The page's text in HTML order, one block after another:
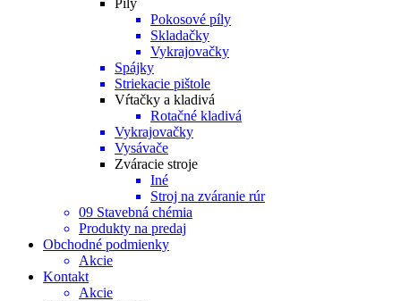
Píly
Pokosové píly
Skladačky
Vykrajovačky
Spájky
Striekacie pištole
Vŕtačky a kladivá
Rotačné kladivá
Vykrajovačky
Vysávače
Zváracie stroje
Iné
Stroj na zváranie rúr
09 Stavebná chémia
Produkty na predaj
Obchodné podmienky
Akcie
Kontakt
Akcie